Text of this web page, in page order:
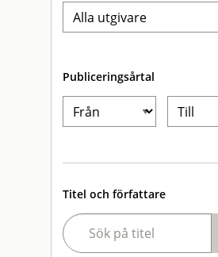
Publiceringsårtal
Titel och författare